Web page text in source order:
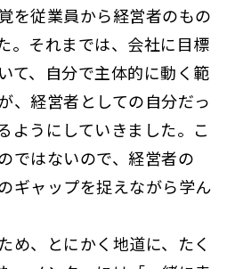
を従業員から経営者のもの
。それまでは、会社に目標
て、自分で主体的に動く範
、経営者としての自分だっ
ようにしていきました。こ
ではないので、経営者の
ギャップを捉えながら学ん
め、とにかく地道に、たく